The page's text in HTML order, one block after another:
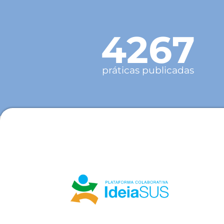
4267
práticas publicadas